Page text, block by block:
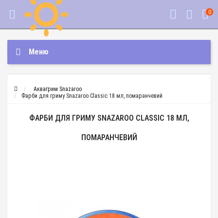
0
Меню
Аквагрим Snazaroo
Фарби для гриму Snazaroo Classic 18 мл, помаранчевий
ФАРБИ ДЛЯ ГРИМУ SNAZAROO CLASSIC 18 МЛ,
ПОМАРАНЧЕВИЙ